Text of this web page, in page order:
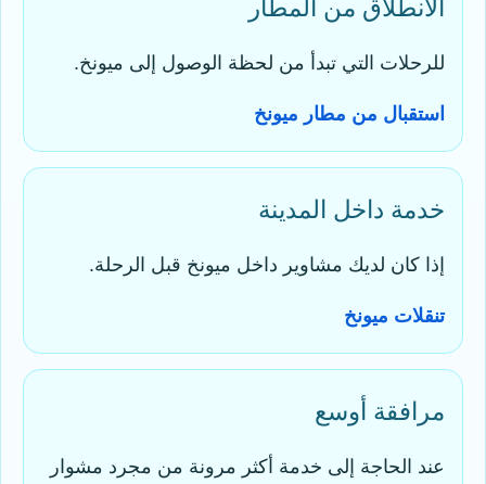
الانطلاق من المطار
للرحلات التي تبدأ من لحظة الوصول إلى ميونخ.
استقبال من مطار ميونخ
خدمة داخل المدينة
إذا كان لديك مشاوير داخل ميونخ قبل الرحلة.
تنقلات ميونخ
مرافقة أوسع
عند الحاجة إلى خدمة أكثر مرونة من مجرد مشوار